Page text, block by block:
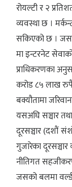
रोयल्टी र २
व्यवस्था छ ।
सकिएको छ ।
मा इन्टरनेट
प्राधिकरणका
करोड ८५ लाख
बक्यौतामा
यसअघि सञ्चार
दूरसञ्चार (दशौं
गुजारेका दूरसञ्चार
नीतिगत
जसको बलमा